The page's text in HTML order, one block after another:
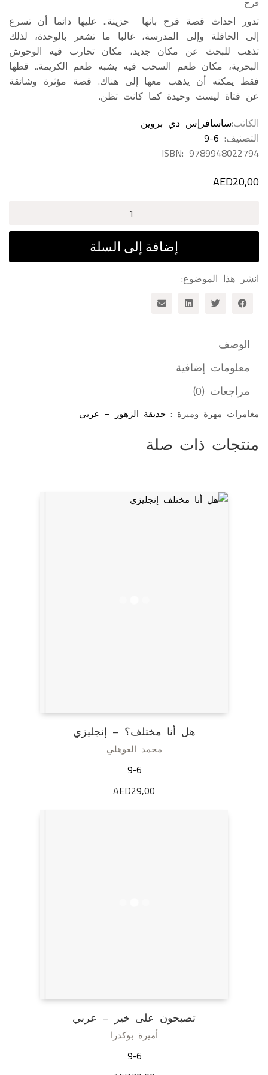
تدور احداث قصة فرح بانها حزينة.. عليها دائما أن تسرع
إلى الحافلة وإلى المدرسة، غالبا ما تشعر بالوحدة، لذلك
تذهب للبحث عن مكان جديد، مكان تحارب فيه الوحوش
البحرية، مكان طعم السحب فيه يشبه طعم الكريمة.. قطها
فقط يمكنه أن يذهب معها إلى هناك. قصة مؤثرة وشائقة
عن فتاة ليست وحيدة كما كانت تظن.
الكاتبساسافرإس دي بروين
التصنيف: 9-6
ISBN:9789948022794
AED20,00
إضافة إلى السلة
انشر هذا الموضوع:
الوصف
معلومات إضافية
مراجعات (0)
مغامرات مهرة وميرة : حديقة الزهور – عربي
منتجات ذات صلة
هل أنا مختلف؟ – إنجليزي
محمد العوهلي
9-6
AED29,00
تصبحون على خير – عربي
أميرة بوكدرا
9-6